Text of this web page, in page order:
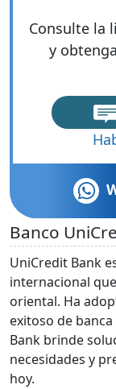
Consulte la
y
Banco
UniCredit Bank
internacional
oriental. Ha
exitoso de
Bank brinde
necesidades y
hoy.